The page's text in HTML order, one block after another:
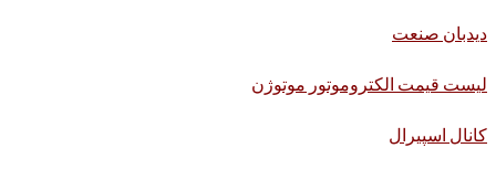
دیدبان صنعت
لیست قیمت الکتروموتور موتوژن
کانال اسپیرال